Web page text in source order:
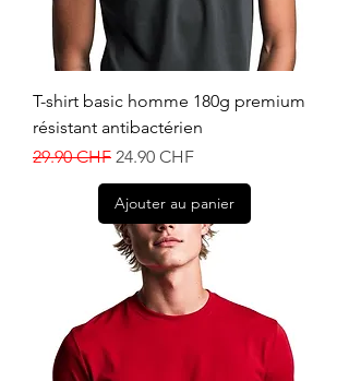
T-shirt basic homme 180g premium
résistant antibactérien
Prix original
29.90 CHF Prix promotionnel
24.90 CHF
Ajouter au panier